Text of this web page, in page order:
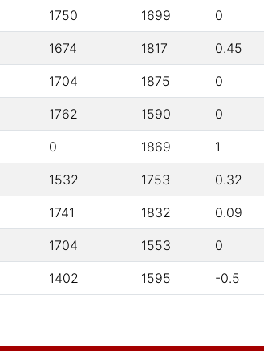
1750 1699 0
1674 1817 0.45
1704 1875 0
1762 1590 0
0 1869 1
1532 1753 0.32
1741 1832 0.09
1704 1553 0
1402 1595 -0.5